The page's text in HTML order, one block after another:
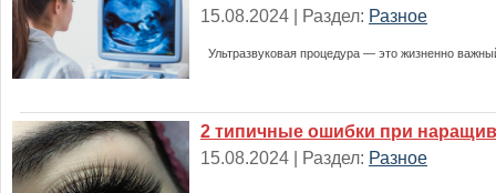
15.08.2024 | Раздел: Разное
Ультразвуковая процедура — это жизненно
2 типичные ошибки при
15.08.2024 | Раздел: Разное